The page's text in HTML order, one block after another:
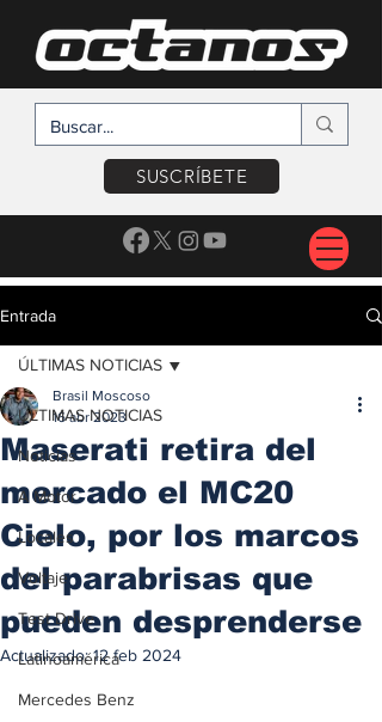
SUSCRÍBETE
Entrada
ÚLTIMAS NOTICIAS
Noticias
A Motor
Locales
Voltaje
Test Drive
Latinoamérica
Mercedes Benz
ÚLTIMAS NOTICIAS
Maserati retira del
mercado el MC20
Cielo, por los marcos
del parabrisas que
pueden desprenderse
Brasil Moscoso
16 abr 2023
Actualizado:12 feb 2024